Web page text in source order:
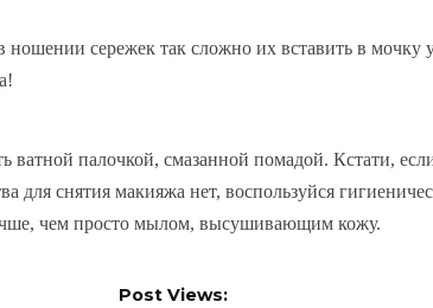
ношении сережек так сложно их вставить в мочку
ватной палочкой, смазанной помадой. Кстати,
для снятия макияжа нет, воспользуйся
чем просто мылом, высушивающим кожу.
Post Views: